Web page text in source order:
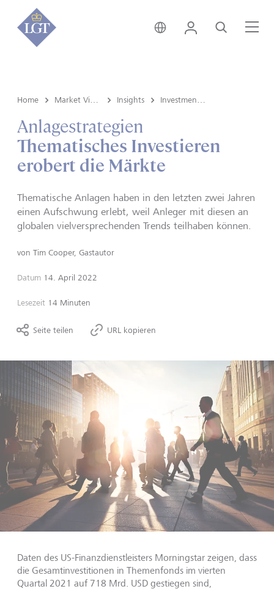
Liechtenstein • Deutsch
Login Suche
Home Insights
Anlagestrategien
Thematisches Investieren
erobert die Märkte
Thematische Anlagen haben in den letzten zwei Jahren
einen Aufschwung erlebt, weil Anleger mit diesen an
globalen vielversprechenden Trends teilhaben können.
von Tim Cooper, Gastautor
Datum 14. April 2022
Lesezeit 14 Minuten
Seite teilen URL kopieren
Daten des US-Finanzdienstleisters Morningstar zeigen, dass
die Gesamtinvestitionen in Themenfonds im vierten
Quartal 2021 auf 718 Mrd. USD gestiegen sind,